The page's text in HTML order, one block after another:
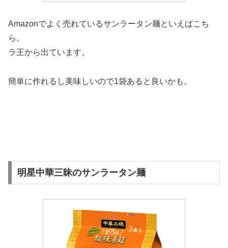
Amazonでよく売れているサンラータン麺といえばこち
ら。
ラ王から出ています。
簡単に作れるし美味しいので1袋あると良いかも。
明星中華三昧のサンラータン麺